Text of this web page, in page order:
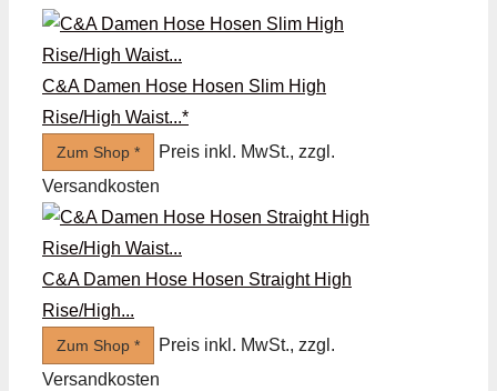
C&A Damen Hose Hosen Slim High
Rise/High Waist...*
Zum Shop *
Preis inkl. MwSt., zzgl.
Versandkosten
C&A Damen Hose Hosen Straight High
Rise/High...
Zum Shop *
Preis inkl. MwSt., zzgl.
Versandkosten